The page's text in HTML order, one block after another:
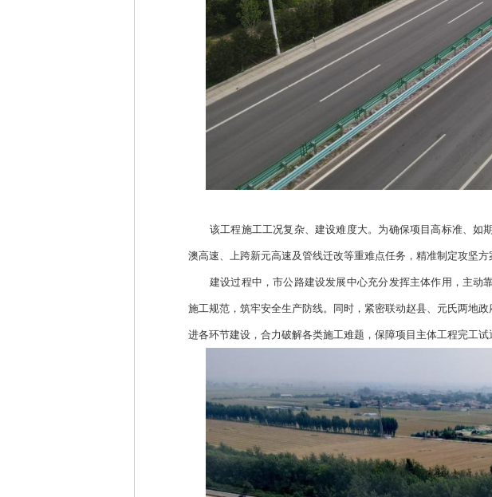
该工程施工工况复杂、建设难度大。为确保项目高标准、如
澳高速、上跨新元高速及管线迁改等重难点任务，精准制定攻坚方
建设过程中，市公路建设发展中心充分发挥主体作用，主动
施工规范，筑牢安全生产防线。同时，紧密联动赵县、元氏两地
进各环节建设，合力破解各类施工难题，保障项目主体工程完工试